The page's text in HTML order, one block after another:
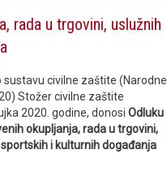
rada u trgovini, uslužnih
sustavu civilne zaštite (Narodne
Stožer civilne zaštite
2020. godine, donosi Odluku
okupljanja, rada u trgovini,
i kulturnih događanja